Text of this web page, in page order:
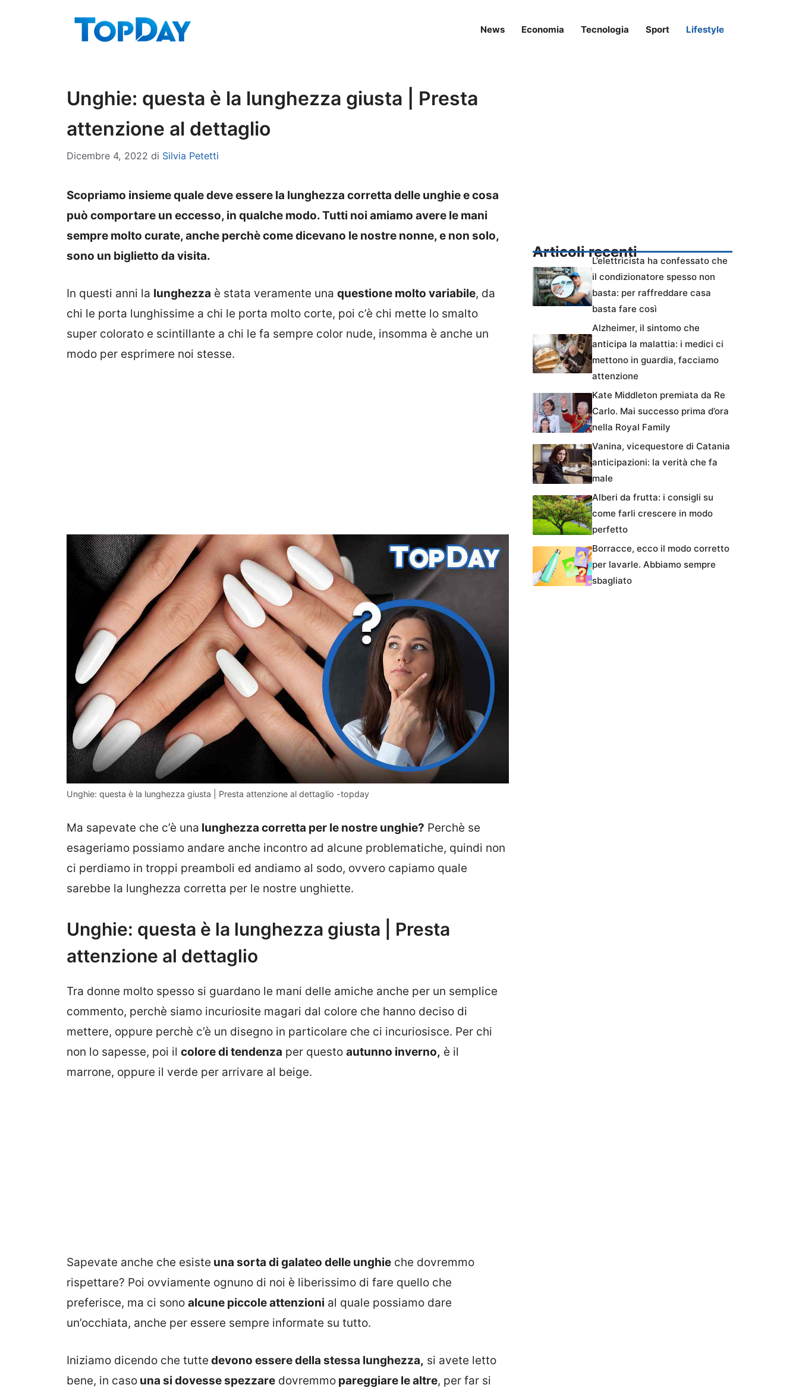
News Economia Tecnologia Sport Lifestyle
Unghie: questa è la lunghezza giusta | Presta
attenzione al dettaglio
Dicembre 4, 2022 di Silvia Petetti
Scopriamo insieme quale deve essere la lunghezza corretta delle unghie e cosa
può comportare un eccesso, in qualche modo. Tutti noi amiamo avere le mani
sempre molto curate, anche perchè come dicevano le nostre nonne, e non solo,
sono un biglietto da visita.
In questi anni la lunghezza è stata veramente una questione molto variabile, da
chi le porta lunghissime a chi le porta molto corte, poi c’è chi mette lo smalto
super colorato e scintillante a chi le fa sempre color nude, insomma è anche un
modo per esprimere noi stesse.
Unghie: questa è la lunghezza giusta | Presta attenzione al dettaglio -topday
Ma sapevate che c’è una lunghezza corretta per le nostre unghie? Perchè se
esageriamo possiamo andare anche incontro ad alcune problematiche, quindi non
ci perdiamo in troppi preamboli ed andiamo al sodo, ovvero capiamo quale
sarebbe la lunghezza corretta per le nostre unghiette.
Unghie: questa è la lunghezza giusta | Presta
attenzione al dettaglio
Tra donne molto spesso si guardano le mani delle amiche anche per un semplice
commento, perchè siamo incuriosite magari dal colore che hanno deciso di
mettere, oppure perchè c’è un disegno in particolare che ci incuriosisce. Per chi
non lo sapesse, poi il colore di tendenza per questo autunno inverno, è il
marrone, oppure il verde per arrivare al beige.
Sapevate anche che esiste una sorta di galateo delle unghie che dovremmo
rispettare? Poi ovviamente ognuno di noi è liberissimo di fare quello che
preferisce, ma ci sono alcune piccole attenzioni al quale possiamo dare
un’occhiata, anche per essere sempre informate su tutto.
Iniziamo dicendo che tutte devono essere della stessa lunghezza, si avete letto
bene, in caso una si dovesse spezzare dovremmo pareggiare le altre, per far si
Articoli recenti
L’elettricista ha confessato che
il condizionatore spesso non
basta: per raffreddare casa
basta fare così
Alzheimer, il sintomo che
anticipa la malattia: i medici ci
mettono in guardia, facciamo
attenzione
Kate Middleton premiata da Re
Carlo. Mai successo prima d’ora
nella Royal Family
Vanina, vicequestore di Catania
anticipazioni: la verità che fa
male
Alberi da frutta: i consigli su
come farli crescere in modo
perfetto
Borracce, ecco il modo corretto
per lavarle. Abbiamo sempre
sbagliato